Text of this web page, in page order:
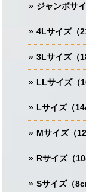
ジャンボサ
4Lサイズ（
3Lサイズ（
LLサイズ（
Lサイズ（
Mサイズ（
Rサイズ（
Sサイズ（